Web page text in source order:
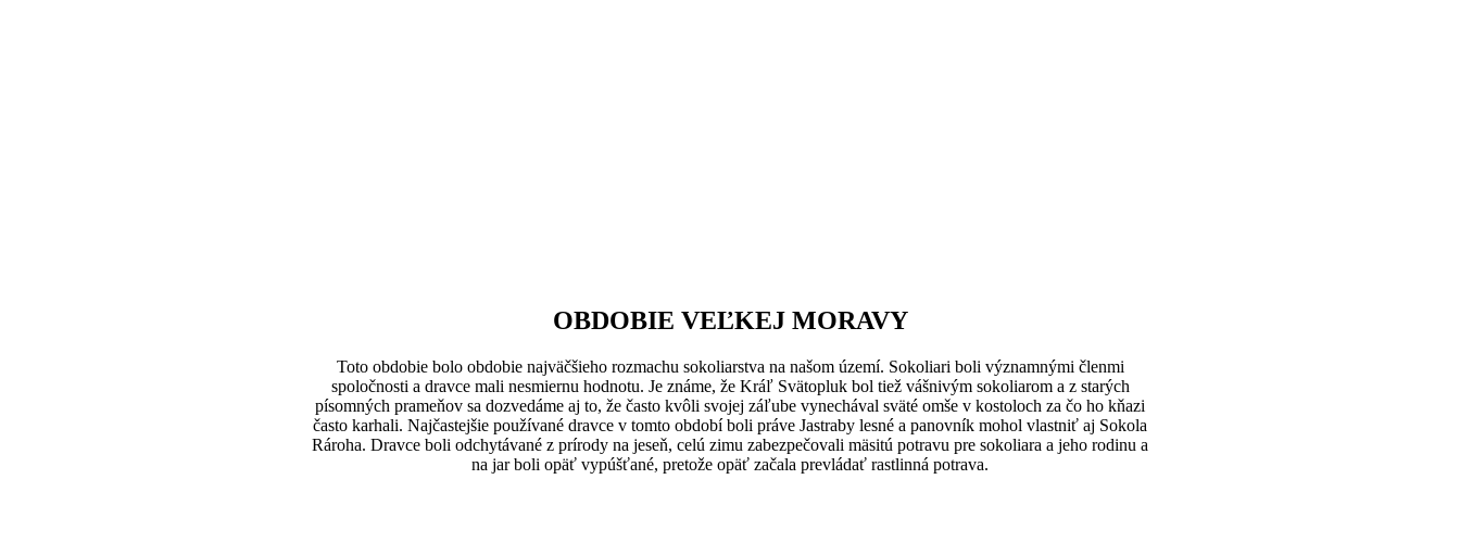
OBDOBIE VEĽKEJ MORAVY
Toto obdobie bolo obdobie najväčšieho rozmachu sokoliarstva na našom území. Sokoliari boli významnými členmi
spoločnosti a dravce mali nesmiernu hodnotu. Je známe, že Kráľ Svätopluk bol tiež vášnivým sokoliarom a z starých
písomných prameňov sa dozvedáme aj to, že často kvôli svojej záľube vynechával sväté omše v kostoloch za čo ho kňazi
často karhali. Najčastejšie používané dravce v tomto období boli práve Jastraby lesné a panovník mohol vlastniť aj Sokola
Rároha. Dravce boli odchytávané z prírody na jeseň, celú zimu zabezpečovali mäsitú potravu pre sokoliara a jeho rodinu a
na jar boli opäť vypúšťané, pretože opäť začala prevládať rastlinná potrava.